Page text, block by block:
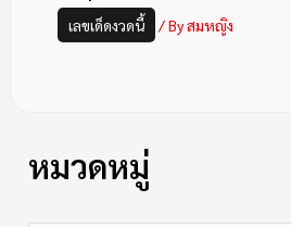
เลขเด็ดงวดนี้ / Byสมหญิง
หมวดหมู่